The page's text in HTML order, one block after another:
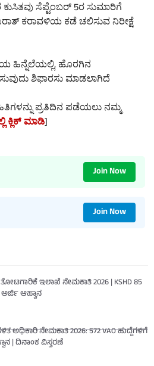
ಸೆಪ್ಟೆಂಬರ್ 5ರ ಸುಮಾರಿಗೆ
ಕರಾವಳಿಯ ಕಡೆ ಚಲಿಸುವ ನಿರೀಕ್ಷೆ
ಹಿನ್ನೆಲೆಯಲ್ಲಿ, ಹೊರಗಿನ
ಶಿಫಾರಸು ಮಾಡಲಾಗಿದೆ
ಪ್ರತಿದಿನ ಪಡೆಯಲು ನಮ್ಮ
ಕ್ಲಿಕ್ ಮಾಡಿ]
Join Now
Join Now
ಇಲಾಖೆ ನೇಮಕಾತಿ 2026 | KSHD 85
ಅರ್ಜಿ ಆಹ್ವಾನ
ಅಧಿಕಾರಿ ನೇಮಕಾತಿ 2026: 572 VAO ಹುದ್ದೆಗಳಿಗೆ
| ದಿನಾಂಕ ವಿಸ್ತರಣೆ